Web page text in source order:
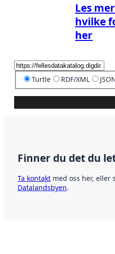
Les
hvilke
her
Turtle RDF/XML
Finner du det du
Ta kontakt med oss her, eller
Datalandsbyen.